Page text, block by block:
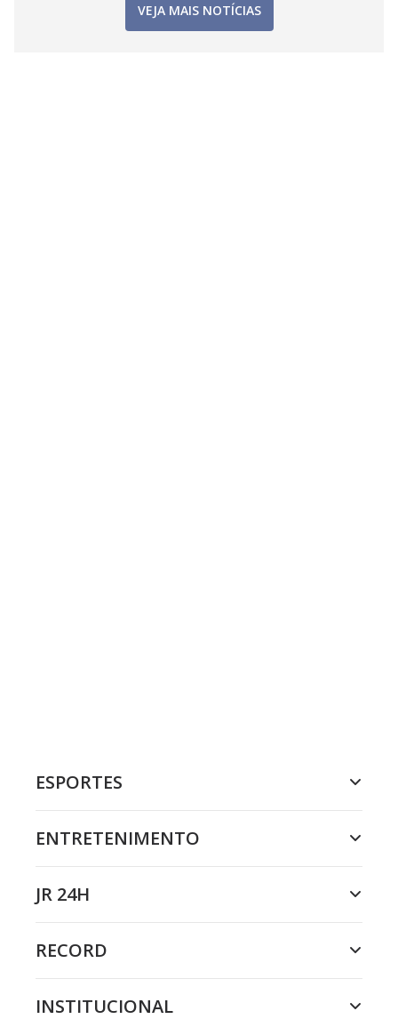
VEJA MAIS NOTÍCIAS
ESPORTES
ENTRETENIMENTO
JR 24H
RECORD
INSTITUCIONAL